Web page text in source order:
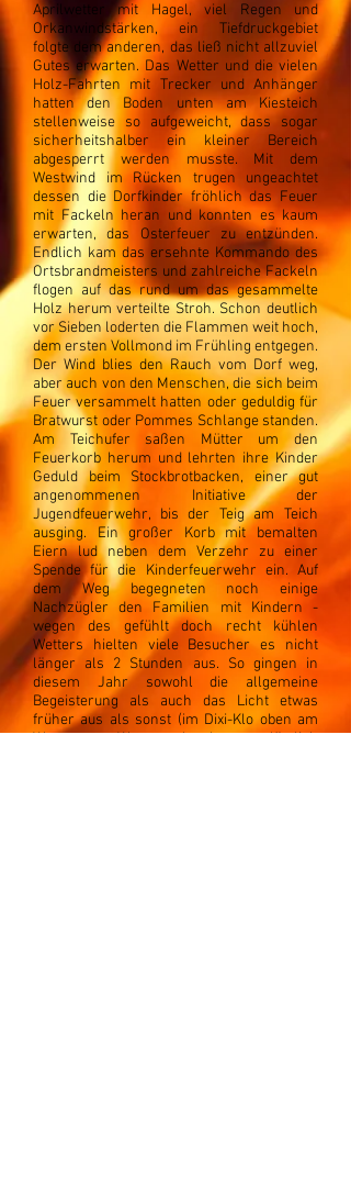
Aprilwetter mit Hagel, viel Regen und
Orkanwindstärken, ein Tiefdruckgebiet
folgte dem anderen, das ließ nicht allzuviel
Gutes erwarten. Das Wetter und die vielen
Holz-Fahrten mit Trecker und Anhänger
hatten den Boden unten am Kiesteich
stellenweise so aufgeweicht, dass sogar
sicherheitshalber ein kleiner Bereich
abgesperrt werden musste. Mit dem
Westwind im Rücken trugen ungeachtet
dessen die Dorfkinder fröhlich das Feuer
mit Fackeln heran und konnten es kaum
erwarten, das Osterfeuer zu entzünden.
Endlich kam das ersehnte Kommando des
Ortsbrandmeisters und zahlreiche Fackeln
flogen auf das rund um das gesammelte
Holz herum verteilte Stroh. Schon deutlich
vor Sieben loderten die Flammen weit hoch,
dem ersten Vollmond im Frühling entgegen.
Der Wind blies den Rauch vom Dorf weg,
aber auch von den Menschen, die sich beim
Feuer versammelt hatten oder geduldig für
Bratwurst oder Pommes Schlange standen.
Am Teichufer saßen Mütter um den
Feuerkorb herum und lehrten ihre Kinder
Geduld beim Stockbrotbacken, einer gut
angenommenen Initiative der
Jugendfeuerwehr, bis der Teig am Teich
ausging. Ein großer Korb mit bemalten
Eiern lud neben dem Verzehr zu einer
Spende für die Kinderfeuerwehr ein. Auf
dem Weg begegneten noch einige
Nachzügler den Familien mit Kindern -
wegen des gefühlt doch recht kühlen
Wetters hielten viele Besucher es nicht
länger als 2 Stunden aus. So gingen in
diesem Jahr sowohl die allgemeine
Begeisterung als auch das Licht etwas
früher aus als sonst (im Dixi-Klo oben am
Waggumer Weg verlosch es plötzlich